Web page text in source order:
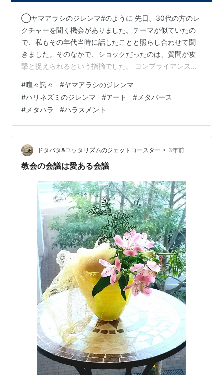
◯ヤマアラシのジレンマ#のように 先日、30代の方のレ
クチャーを聞く機会がありました。テーマが似ていたの
で、私もその年代当時に話したことと照らし合わせて聞
きました。そのなかで、ショックだったのは、質問が攻
撃と捉えられるという指摘でした。 コンプライアンスと
ている人の神経を逆なでしないように、ずいぶんと気を
遣うようになってきたように感じます。 日本人は、もと
もと議論などに慣れていないし、考えを言語化すること
や対話もあまりできていません。言う方も受ける方も、
かつての団塊世代のように喧々諤々#の経験もないから、
大変なのでしょう。暴言でなくとも、少し強…
#喧々諤々 #ヤマアラシのジレンマ
#ハリネズミのジレンマ #アート # メタバース
# メタハラ #ハラスメント
ドタバタ&ユッタリズムのジェットコースター • 3年前
教会の会議は愛ある会議